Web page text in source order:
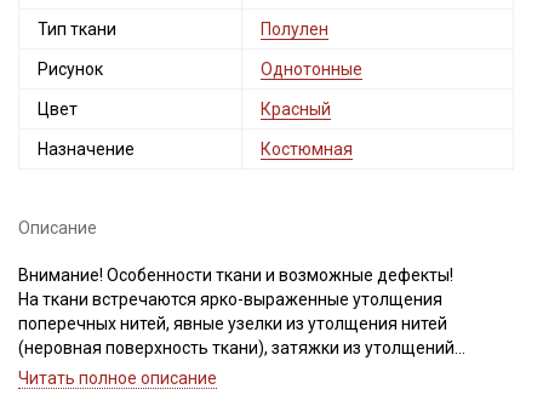
Тип ткани Полулен
Рисунок Однотонные
Цвет Красный
Назначение Костюмная
Описание
Внимание! Особенности ткани и возможные дефекты!
На ткани встречаются ярко-выраженные утолщения
поперечных нитей, явные узелки из утолщения нитей
(неровная поверхность ткани), затяжки из утолщений
расположены хаотично. Также могут встречаться короткие
Читать полное описание